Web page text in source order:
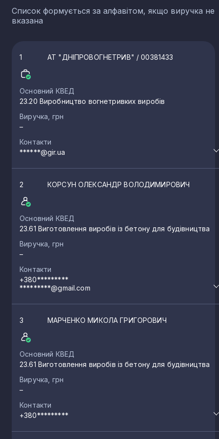
Список формується за алфавітом, якщо виручка не
вказана
1 АТ "ДНІПРОВОГНЕТРИВ" / 00381433
Основний КВЕД
23.20 Виробництво вогнетривких виробів
Виручка, грн
–
Контакти
******@gir.ua
2 КОРСУН ОЛЕКСАНДР ВОЛОДИМИРОВИЧ
Основний КВЕД
23.61 Виготовлення виробів із бетону для будівництва
Виручка, грн
–
Контакти
+380*********
*********@gmail.com
3 МАРЧЕНКО МИКОЛА ГРИГОРОВИЧ
Основний КВЕД
23.61 Виготовлення виробів із бетону для будівництва
Виручка, грн
–
Контакти
+380*********